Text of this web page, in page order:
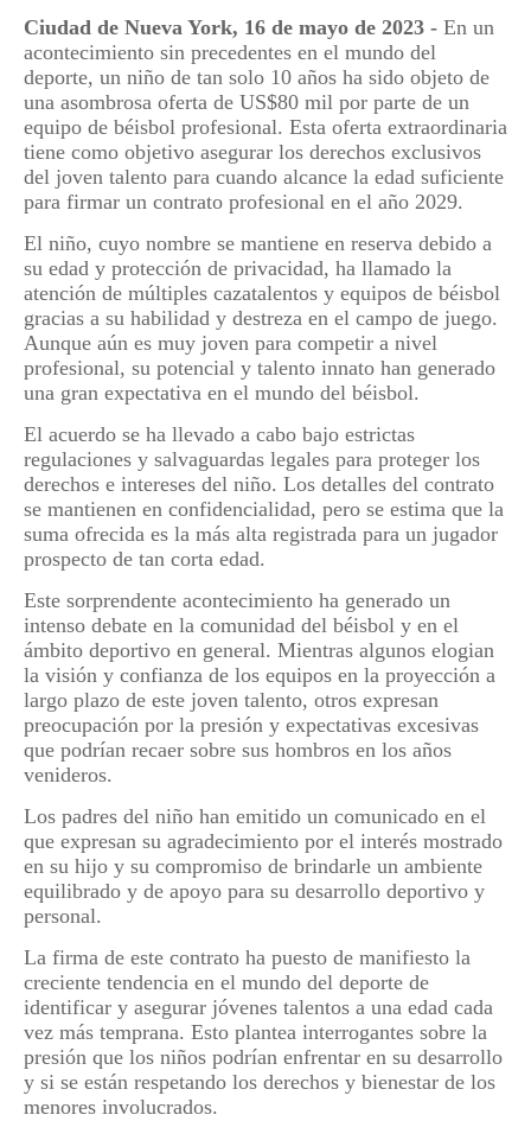
Ciudad de Nueva York, 16 de mayo de 2023 - En un
acontecimiento sin precedentes en el mundo del
deporte, un niño de tan solo 10 años ha sido objeto de
una asombrosa oferta de US$80 mil por parte de un
equipo de béisbol profesional. Esta oferta extraordinaria
tiene como objetivo asegurar los derechos exclusivos
del joven talento para cuando alcance la edad suficiente
para firmar un contrato profesional en el año 2029.
El niño, cuyo nombre se mantiene en reserva debido a
su edad y protección de privacidad, ha llamado la
atención de múltiples cazatalentos y equipos de béisbol
gracias a su habilidad y destreza en el campo de juego.
Aunque aún es muy joven para competir a nivel
profesional, su potencial y talento innato han generado
una gran expectativa en el mundo del béisbol.
El acuerdo se ha llevado a cabo bajo estrictas
regulaciones y salvaguardas legales para proteger los
derechos e intereses del niño. Los detalles del contrato
se mantienen en confidencialidad, pero se estima que la
suma ofrecida es la más alta registrada para un jugador
prospecto de tan corta edad.
Este sorprendente acontecimiento ha generado un
intenso debate en la comunidad del béisbol y en el
ámbito deportivo en general. Mientras algunos elogian
la visión y confianza de los equipos en la proyección a
largo plazo de este joven talento, otros expresan
preocupación por la presión y expectativas excesivas
que podrían recaer sobre sus hombros en los años
venideros.
Los padres del niño han emitido un comunicado en el
que expresan su agradecimiento por el interés mostrado
en su hijo y su compromiso de brindarle un ambiente
equilibrado y de apoyo para su desarrollo deportivo y
personal.
La firma de este contrato ha puesto de manifiesto la
creciente tendencia en el mundo del deporte de
identificar y asegurar jóvenes talentos a una edad cada
vez más temprana. Esto plantea interrogantes sobre la
presión que los niños podrían enfrentar en su desarrollo
y si se están respetando los derechos y bienestar de los
menores involucrados.